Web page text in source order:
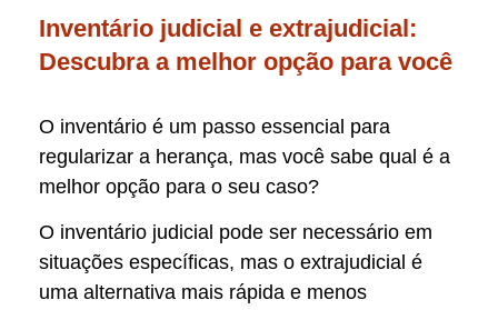
Inventário judicial e extrajudicial:
Descubra a melhor opção para você
O inventário é um passo essencial para
regularizar a herança, mas você sabe qual é a
melhor opção para o seu caso?
O inventário judicial pode ser necessário em
situações específicas, mas o extrajudicial é
uma alternativa mais rápida e menos